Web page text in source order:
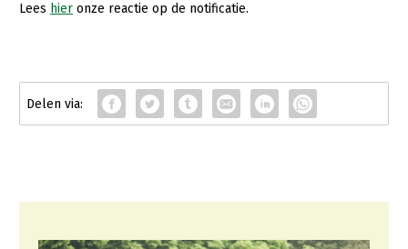
Lees hier onze reactie op de notificatie.